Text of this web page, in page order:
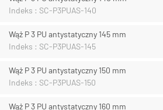
Indeks : SC-P3PUAS-140
Wąż P 3 PU antystatyczny 145 mm
Indeks : SC-P3PUAS-145
Wąż P 3 PU antystatyczny 150 mm
Indeks : SC-P3PUAS-150
Wąż P 3 PU antystatyczny 160 mm